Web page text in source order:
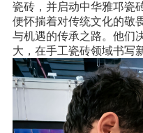
瓷砖，并启动中华雅邛瓷
便怀揣着对传统文化的敬
与机遇的传承之路。他们
大，在手工瓷砖领域书写